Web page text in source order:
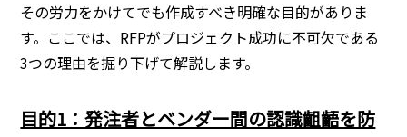
その労力をかけてでも作成すべき明確な目的がありま
す。ここでは、RFPがプロジェクト成功に不可欠である
3つの理由を掘り下げて解説します。
目的1：発注者とベンダー間の認識齟齬を防